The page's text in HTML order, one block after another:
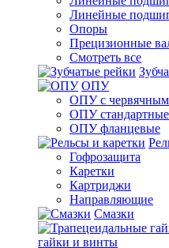
Линейные
Опоры
Прецизионные
Смотреть все
ОПУ
ОПУ с
ОПУ стандартные
ОПУ фланцевые
Гофрозащита
Каретки
Картриджи
Направляющие
Смазки
гайки и винты